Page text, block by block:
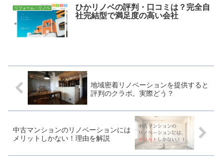
リフォーム・リノベ ひかリノベの評判・口コミは？完全自
社完結型で満足度の高い会社
地域密着リノベーションを提供すると
評判のクラボ。実際どう？
中古マンションのリノベーションには
メリットしかない！理由を解説